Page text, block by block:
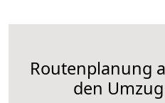
Routenplanung
den